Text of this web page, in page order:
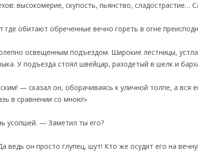
высокомерие, скупость, пьянство, сладострастие…
обитают обреченные вечно гореть в огне
освещенным подъездом. Широкие лестницы,
У подъезда стоял швейцар, разодетый в шелк и
— сказал он, оборачиваясь к уличной толпе, а вся
в сравнении со мною!»
усопшей. — Заметил ты его?
он просто глупец, шут! Кто же осудит его на